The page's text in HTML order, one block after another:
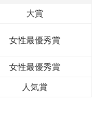
大賞
女性最優秀賞
女性最優秀賞
人気賞